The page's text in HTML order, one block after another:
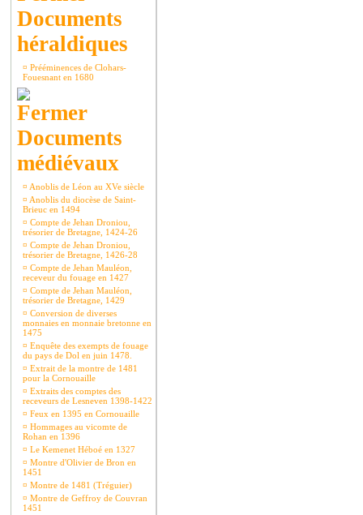
Documents
héraldiques
¤ Prééminences de Clohars-
Fouesnant en 1680
Documents
médiévaux
¤ Anoblis de Léon au XVe siècle
¤ Anoblis du diocèse de Saint-
Brieuc en 1494
¤ Compte de Jehan Droniou,
trésorier de Bretagne, 1424-26
¤ Compte de Jehan Droniou,
trésorier de Bretagne, 1426-28
¤ Compte de Jehan Mauléon,
receveur du fouage en 1427
¤ Compte de Jehan Mauléon,
trésorier de Bretagne, 1429
¤ Conversion de diverses
monnaies en monnaie bretonne en
1475
¤ Enquête des exempts de fouage
du pays de Dol en juin 1478.
¤ Extrait de la montre de 1481
pour la Cornouaille
¤ Extraits des comptes des
receveurs de Lesneven 1398-1422
¤ Feux en 1395 en Cornouaille
¤ Hommages au vicomte de
Rohan en 1396
¤ Le Kemenet Héboé en 1327
¤ Montre d'Olivier de Bron en
1451
¤ Montre de 1481 (Tréguier)
¤ Montre de Geffroy de Couvran
1451